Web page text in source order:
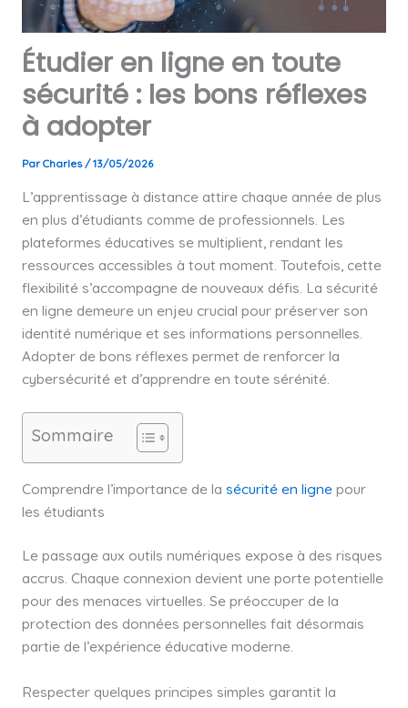
Étudier en ligne en toute
sécurité : les bons réflexes
à adopter
Par Charles/13/05/2026
L’apprentissage à distance attire chaque année de plus
en plus d’étudiants comme de professionnels. Les
plateformes éducatives se multiplient, rendant les
ressources accessibles à tout moment. Toutefois, cette
flexibilité s’accompagne de nouveaux défis. La sécurité
en ligne demeure un enjeu crucial pour préserver son
identité numérique et ses informations personnelles.
Adopter de bons réflexes permet de renforcer la
cybersécurité et d’apprendre en toute sérénité.
Sommaire
Comprendre l’importance de la sécurité en lignepour
les étudiants
Le passage aux outils numériques expose à des risques
accrus. Chaque connexion devient une porte potentielle
pour des menaces virtuelles. Se préoccuper de la
protection des données personnelles fait désormais
partie de l’expérience éducative moderne.
Respecter quelques principes simples garantit la